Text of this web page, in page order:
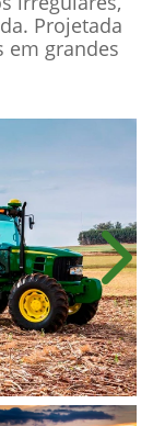
Projetada
em grandes